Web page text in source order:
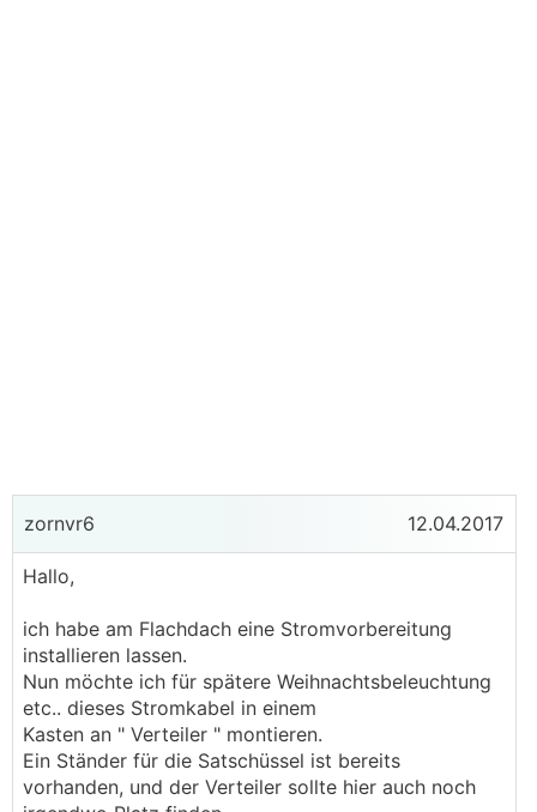
zornvr6 12.04.2017
Hallo,
ich habe am Flachdach eine Stromvorbereitung
installieren lassen.
Nun möchte ich für spätere Weihnachtsbeleuchtung
etc.. dieses Stromkabel in einem
Kasten an " Verteiler " montieren.
Ein Ständer für die Satschüssel ist bereits
vorhanden, und der Verteiler sollte hier auch noch